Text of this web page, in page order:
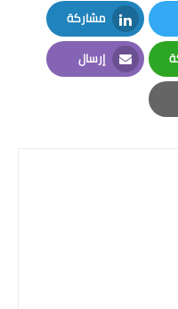
مشاركة
LinkedIn
إرسال
Email